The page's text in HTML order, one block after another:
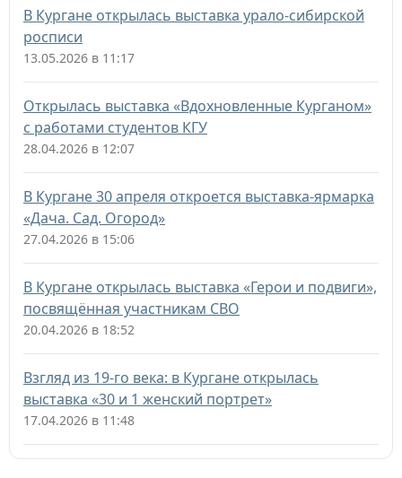
В Кургане открылась выставка урало-сибирской
росписи
13.05.2026 в 11:17
Открылась выставка «Вдохновленные Курганом»
с работами студентов КГУ
28.04.2026 в 12:07
В Кургане 30 апреля откроется выставка-ярмарка
«Дача. Сад. Огород»
27.04.2026 в 15:06
В Кургане открылась выставка «Герои и подвиги»,
посвящённая участникам СВО
20.04.2026 в 18:52
Взгляд из 19-го века: в Кургане открылась
выставка «30 и 1 женский портрет»
17.04.2026 в 11:48